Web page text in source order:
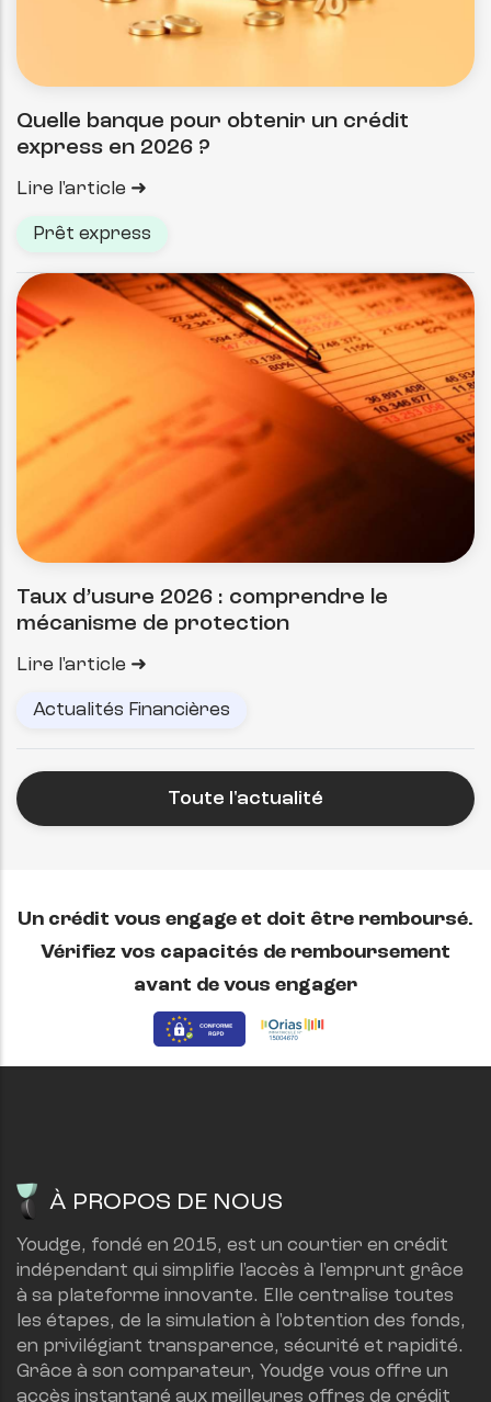
Quelle banque pour obtenir un crédit
express en 2026 ?
Lire l'article
Prêt express
Taux d’usure 2026 : comprendre le
mécanisme de protection
Lire l'article
Actualités Financières
Toute l'actualité
Un crédit vous engage et doit être remboursé.
Vérifiez vos capacités de remboursement
avant de vous engager
À PROPOS DE NOUS
Youdge, fondé en 2015, est un courtier en crédit
indépendant qui simplifie l'accès à l'emprunt grâce
à sa plateforme innovante. Elle centralise toutes
les étapes, de la simulation à l'obtention des fonds,
en privilégiant transparence, sécurité et rapidité.
Grâce à son comparateur, Youdge vous offre un
accès instantané aux meilleures offres de crédit